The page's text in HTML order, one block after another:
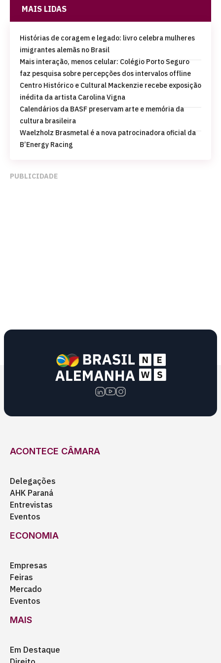
MAIS LIDAS
Histórias de coragem e legado: livro celebra mulheres
imigrantes alemãs no Brasil
Mais interação, menos celular: Colégio Porto Seguro
faz pesquisa sobre percepções dos intervalos offline
Centro Histórico e Cultural Mackenzie recebe exposição
inédita da artista Carolina Vigna
Calendários da BASF preservam arte e memória da
cultura brasileira
Waelzholz Brasmetal é a nova patrocinadora oficial da
B’Energy Racing
PUBLICIDADE
ACONTECE CÂMARA
Delegações
AHK Paraná
Entrevistas
Eventos
ECONOMIA
Empresas
Feiras
Mercado
Eventos
MAIS
Em Destaque